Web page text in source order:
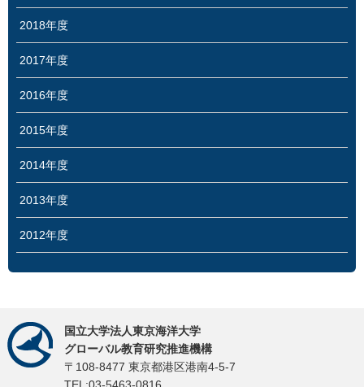
2018年度
2017年度
2016年度
2015年度
2014年度
2013年度
2012年度
国立大学法人東京海洋大学
グローバル教育研究推進機構
〒108-8477 東京都港区港南4-5-7
TEL:03-5463-0816